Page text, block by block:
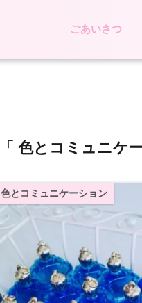
ごあいさつ
「 色とコミュニケ
色とコミュニケーション